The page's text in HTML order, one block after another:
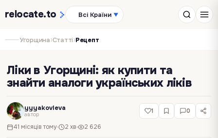
relocate.to Всі Країни ▼
Угорщина›Статті›Рецепт
Ліки в Угорщині: як купити та
знайти аналоги українських ліків
yyyakovleva
автор
41 місяців тому 2 хв 2 626
1 0